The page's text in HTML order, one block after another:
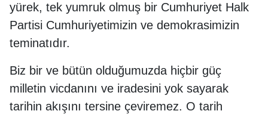
yürek, tek yumruk olmuş bir Cumhuriyet Halk
Partisi Cumhuriyetimizin ve demokrasimizin
teminatıdır.
Biz bir ve bütün olduğumuzda hiçbir güç
milletin vicdanını ve iradesini yok sayarak
tarihin akışını tersine çeviremez. O tarih